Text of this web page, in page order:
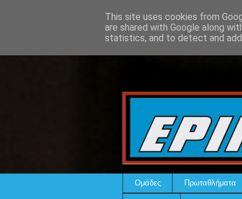
Ομάδες Πρωταθλήματα
This site uses cookies from
are shared with Google along
statistics, and to detect and